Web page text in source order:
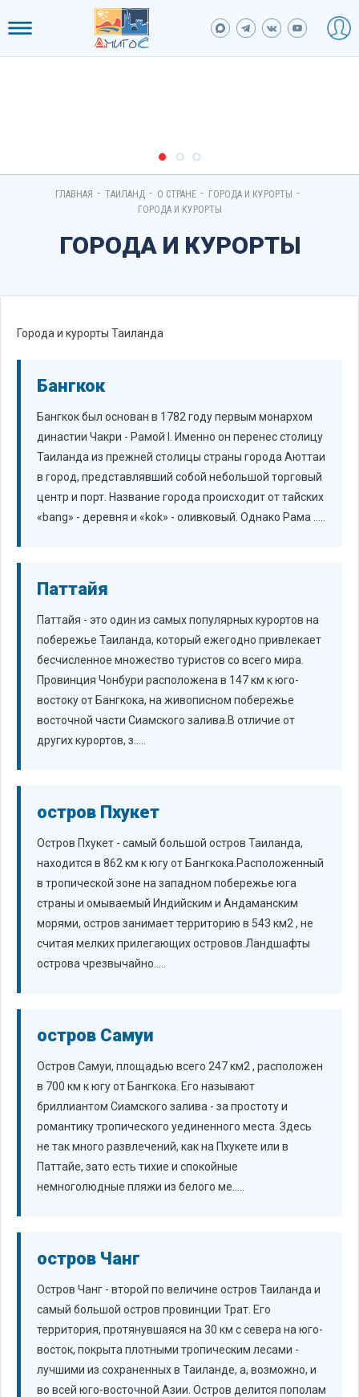
ГЛАВНАЯ - ТАИЛАНД - О СТРАНЕ - ГОРОДА И КУРОРТЫ -
ГОРОДА И КУРОРТЫ
ГОРОДА И КУРОРТЫ
Города и курорты Таиланда
Бангкок
Бангкок был основан в 1782 году первым монархом
династии Чакри - Рамой I. Именно он перенес столицу
Таиланда из прежней столицы страны города Аюттаи
в город, представлявший собой небольшой торговый
центр и порт. Название города происходит от тайских
«bang» - деревня и «kok» - оливковый. Однако Рама .....
Паттайя
Паттайя - это один из самых популярных курортов на
побережье Таиланда, который ежегодно привлекает
бесчисленное множество туристов со всего мира.
Провинция Чонбури расположена в 147 км к юго-
востоку от Бангкока, на живописном побережье
восточной части Сиамского залива.В отличие от
других курортов, з.....
остров Пхукет
Остров Пхукет - самый большой остров Таиланда,
находится в 862 км к югу от Бангкока.Расположенный
в тропической зоне на западном побережье юга
страны и омываемый Индийским и Андаманским
морями, остров занимает территорию в 543 км2 , не
считая мелких прилегающих островов.Ландшафты
острова чрезвычайно.....
остров Самуи
Остров Самуи, площадью всего 247 км2 , расположен
в 700 км к югу от Бангкока. Его называют
бриллиантом Сиамского залива - за простоту и
романтику тропического уединенного места. Здесь
не так много развлечений, как на Пхукете или в
Паттайе, зато есть тихие и спокойные
немноголюдные пляжи из белого ме.....
остров Чанг
Остров Чанг - второй по величине остров Таиланда и
самый большой остров провинции Трат. Его
территория, протянувшаяся на 30 км с севера на юго-
восток, покрыта плотными тропическим лесами -
лучшими из сохраненных в Таиланде, а, возможно, и
во всей юго-восточной Азии. Остров делится пополам